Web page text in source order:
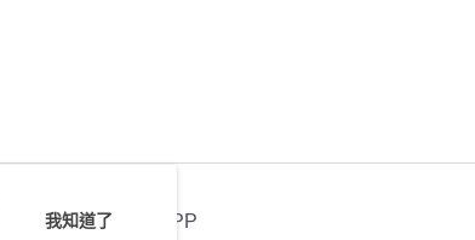
官方APP
我知道了